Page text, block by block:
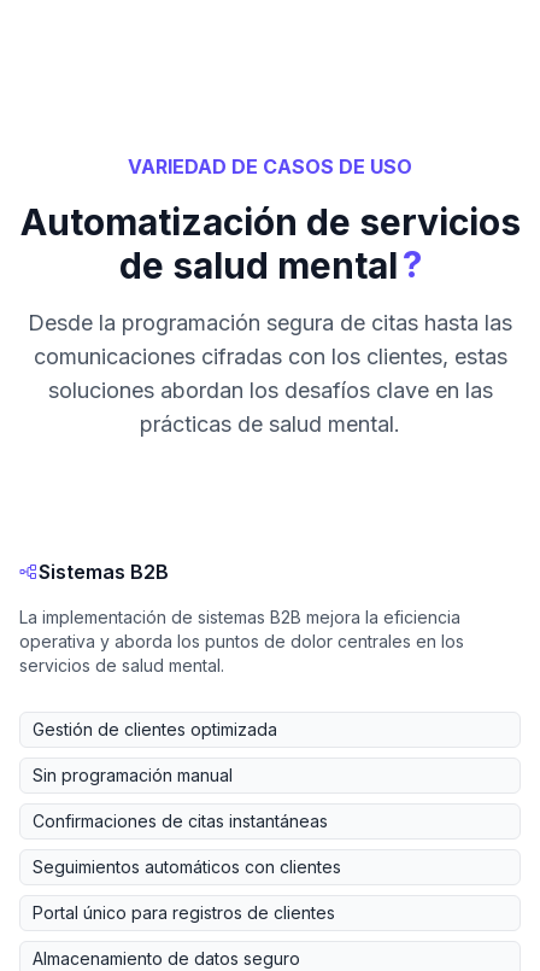
VARIEDAD DE CASOS DE USO
Automatización de servicios
de salud mental?
Desde la programación segura de citas hasta las
comunicaciones cifradas con los clientes, estas
soluciones abordan los desafíos clave en las
prácticas de salud mental.
Sistemas B2B
La implementación de sistemas B2B mejora la eficiencia
operativa y aborda los puntos de dolor centrales en los
servicios de salud mental.
Gestión de clientes optimizada
Sin programación manual
Confirmaciones de citas instantáneas
Seguimientos automáticos con clientes
Portal único para registros de clientes
Almacenamiento de datos seguro